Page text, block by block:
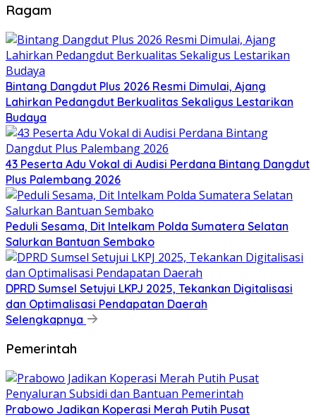
Ragam
Bintang Dangdut Plus 2026 Resmi Dimulai, Ajang
Lahirkan Pedangdut Berkualitas Sekaligus Lestarikan
Budaya
43 Peserta Adu Vokal di Audisi Perdana Bintang Dangdut
Plus Palembang 2026
Peduli Sesama, Dit Intelkam Polda Sumatera Selatan
Salurkan Bantuan Sembako
DPRD Sumsel Setujui LKPJ 2025, Tekankan Digitalisasi
dan Optimalisasi Pendapatan Daerah
Selengkapnya
Pemerintah
Prabowo Jadikan Koperasi Merah Putih Pusat